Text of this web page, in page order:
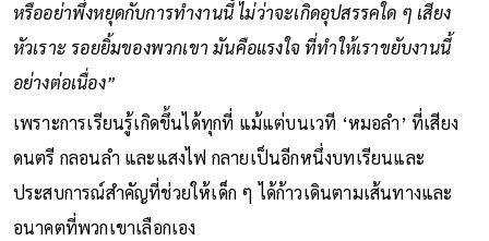
หรืออย่าพึ่งหยุดกับการทำงานนี้ ไม่ว่าจะเกิดอุปสรรคใด ๆ เสียง
หัวเราะ รอยยิ้มของพวกเขา มันคือแรงใจ ที่ทำให้เราขยับงานนี้
อย่างต่อเนื่อง”
เพราะการเรียนรู้เกิดขึ้นได้ทุกที่ แม้แต่บนเวที ‘หมอลำ’ ที่เสียง
ดนตรี กลอนลำ และแสงไฟ กลายเป็นอีกหนึ่งบทเรียนและ
ประสบการณ์สำคัญที่ช่วยให้เด็ก ๆ ได้ก้าวเดินตามเส้นทางและ
อนาคตที่พวกเขาเลือกเอง